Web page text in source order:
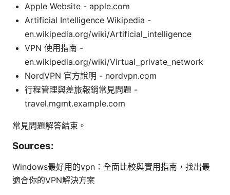
Apple Website - apple.com
Artificial Intelligence Wikipedia -
en.wikipedia.org/wiki/Artificial_intelligence
VPN 使用指南 -
en.wikipedia.org/wiki/Virtual_private_network
NordVPN 官方說明 - nordvpn.com
行程管理與差旅報銷常見問題 -
travel.mgmt.example.com
常見問題解答結束。
Sources:
Windows最好用的vpn：全面比較與實用指南，找出最
適合你的VPN解決方案